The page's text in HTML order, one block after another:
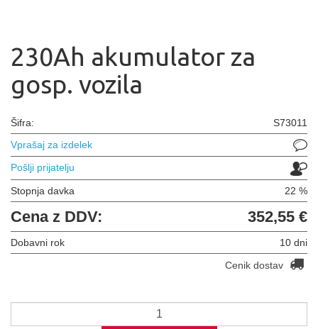
230Ah akumulator za
gosp. vozila
Šifra:
S73011
Vprašaj za izdelek
Pošlji prijatelju
Stopnja davka 22 %
Cena z DDV: 352,55 €
Dobavni rok
10 dni
Cenik dostav